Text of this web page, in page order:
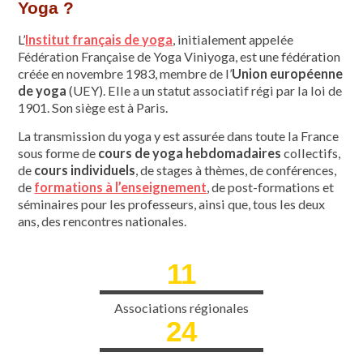
Yoga ?
L’Institut français de yoga , initialement appelée
Fédération Française de Yoga Viniyoga, est une fédération
créée en novembre 1983, membre de l’Union européenne
de yoga (UEY). Elle a un statut associatif régi par la loi de
1901. Son siège est à Paris.
La transmission du yoga y est assurée dans toute la France
sous forme de cours de yoga hebdomadaires collectifs,
de cours individuels , de stages à thèmes, de conférences,
de formations à l’enseignement , de post-formations et
séminaires pour les professeurs, ainsi que, tous les deux
ans, des rencontres nationales.
11
Associations régionales
24